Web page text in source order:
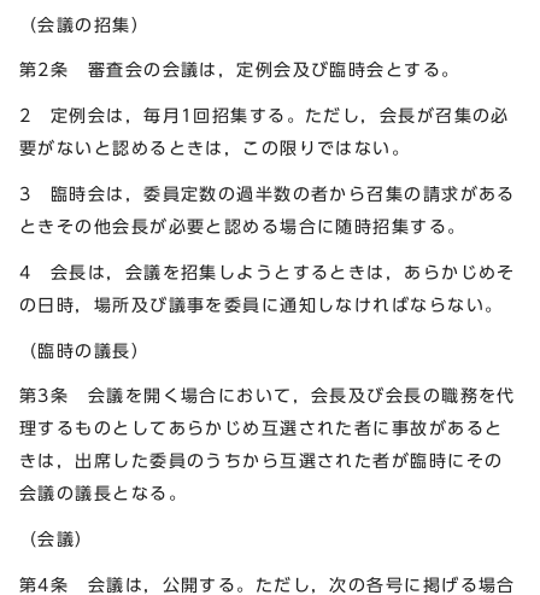
（会議の招集）
第2条 審査会の会議は，定例会及び臨時会とする。
2 定例会は，毎月1回招集する。ただし，会長が召集の必
要がないと認めるときは，この限りではない。
3 臨時会は，委員定数の過半数の者から召集の請求がある
ときその他会長が必要と認める場合に随時招集する。
4 会長は，会議を招集しようとするときは，あらかじめそ
の日時，場所及び議事を委員に通知しなければならない。
（臨時の議長）
第3条 会議を開く場合において，会長及び会長の職務を代
理するものとしてあらかじめ互選された者に事故があると
きは，出席した委員のうちから互選された者が臨時にその
会議の議長となる。
（会議）
第4条 会議は，公開する。ただし，次の各号に掲げる場合